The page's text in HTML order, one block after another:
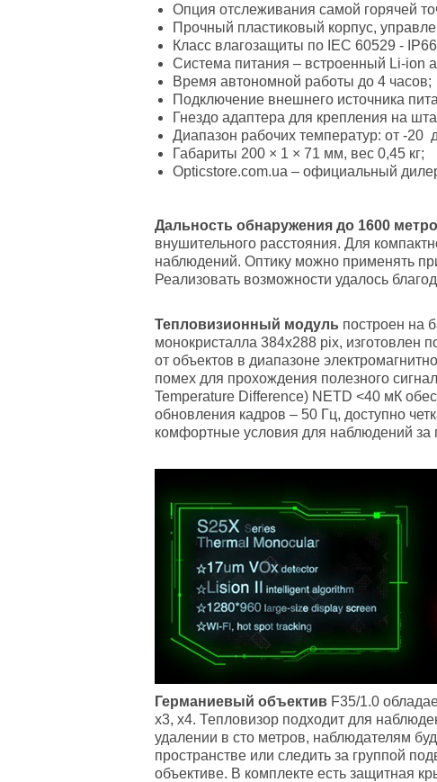
Опция отслеживания самой горячей
Прочный пластиковый корпус,
Класс влагозащиты по IEC 60529 -
Система питания – встроенный Li-ion
Время автономной работы до 4 часов;
Подключение внешнего источника
Гнездо адаптера для крепления на
Диапазон рабочих температур: от -20
Габариты 200 × 1 × 71 мм, вес 0,45 кг;
Оpticstore.com.ua – официальный
Дальность обнаружения до 1600
внушительного расстояния. Для
наблюдений. Оптику можно применять
Реализовать возможности удалось
Тепловизионный модуль построен на
монокристалла 384x288 pix, изготовлен
от объектов в диапазоне
помех для прохождения полезного
Temperature Difference) NETD <40 мК
обновления кадров – 50 Гц, доступно
комфортные условия для наблюдений
Германиевый объектив F35/1.0
x3, x4. Тепловизор подходит для
удалении в сто метров, наблюдателям
пространстве или следить за группой
объективе. В комплекте есть защитная